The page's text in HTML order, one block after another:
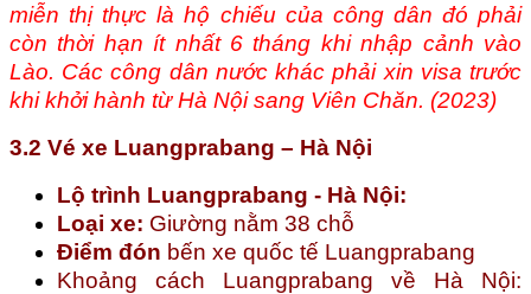
miễn thị thực là hộ chiếu của công dân đó phải
còn thời hạn ít nhất 6 tháng khi nhập cảnh vào
Lào. Các công dân nước khác phải xin visa trước
khi khởi hành từ Hà Nội sang Viên Chăn. (2023)
3.2 Vé xe Luangprabang – Hà Nội
Lộ trình Luangprabang - Hà Nội:
Loại xe: Giường nằm 38 chỗ
Điểm đón bến xe quốc tế Luangprabang
Khoảng cách Luangprabang về Hà Nội: